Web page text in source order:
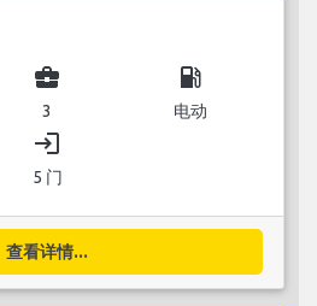
business_center
3
local_gas_station
电动
login
5 门
查看详情...